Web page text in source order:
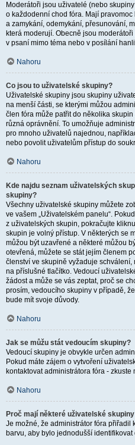
Moderátoři jsou uživatelé (nebo
o každodenní chod fóra. Mají
a zamykání, odemykání, přesunování,
která moderují. Obecně jsou
v psaní mimo téma nebo v posílání
Nahoru
Co jsou to uživatelské skupiny?
Uživatelské skupiny jsou skupiny
na menší části, se kterými můžou
člen fóra může patřit do několika
různá oprávnění. To umožňuje
pro mnoho uživatelů najednou,
nebo povolit uživatelům přístup do
Nahoru
Kde najdu seznam uživatelských
skupiny?
Všechny uživatelské skupiny můžete
ve vašem „Uživatelském panelu“.
z uživatelských skupin, pokračujte
skupin je volný přístup. V některých se
můžou být uzavřené a některé můžou
otevřená, můžete se stát jejím členem
členství ve skupině vyžaduje
na příslušné tlačítko. Vedoucí
žádost a může se vás zeptat, proč se
prosím, vedoucího skupiny v případě,
bude mít svoje důvody.
Nahoru
Jak se můžu stát vedoucím skupiny?
Vedoucí skupiny je obvykle určen
Pokud máte zájem o vytvoření
kontaktovat administrátora fóra -
Nahoru
Proč mají některé uživatelské
Je možné, že administrátor fóra přiřadil
barvu, aby bylo jednodušší identifikovat